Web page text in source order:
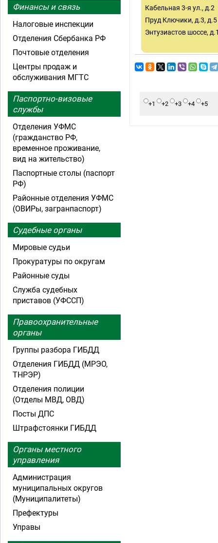
Кабельная 3-я ул., д.2
Пруд Ключики, д.3, д.5
Энтузиастов шоссе,
+1 +2 +3 +4 +5
Финансы и связь
Налоговые инспекции
Отделения Сбербанка РФ
Почтовые отделения
Центры продаж и
обслуживания МГТС
Паспортно-визовые
службы
Отделения УФМС
(гражданство РФ,
временное проживание,
вид на жительство)
Паспортные столы (паспорт
РФ)
Районные отделения УФМС
(ОВИРы, загранпаспорт)
Судебные органы
Мировые судьи
Прокуратуры по округам
Районные суды
Служба судебных
приставов (УФССП)
Правоохранительные
органы
Группы разбора ГИБДД
Отделения ГИБДД (МРЭО,
ТНРЭР)
Отделения полиции
(Отделы МВД, ОВД)
Посты ДПС
Штрафстоянки ГИБДД
Органы местного
управления
Администрация
муниципальных округов
(Муниципалитеты)
Префектуры
Управы